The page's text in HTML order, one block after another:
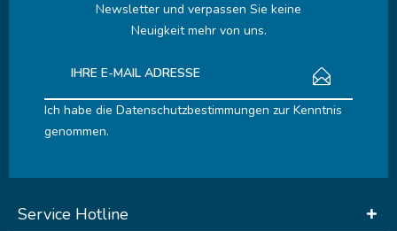
Newsletter und verpassen Sie keine
Neuigkeit mehr von uns.
Ich habe die Datenschutzbestimmungen zur Kenntnis
genommen.
Service Hotline